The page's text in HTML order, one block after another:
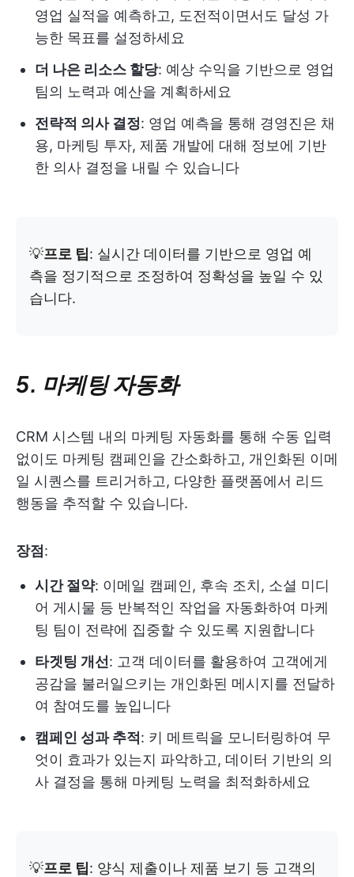
영업 실적을 예측하고, 도전적이면서도 달성 가
능한 목표를 설정하세요
더 나은 리소스 할당: 예상 수익을 기반으로 영업
팀의 노력과 예산을 계획하세요
전략적 의사 결정: 영업 예측을 통해 경영진은 채
용, 마케팅 투자, 제품 개발에 대해 정보에 기반
한 의사 결정을 내릴 수 있습니다
💡프로 팁: 실시간 데이터를 기반으로 영업 예
측을 정기적으로 조정하여 정확성을 높일 수 있
습니다.
5. 마케팅 자동화
CRM 시스템 내의 마케팅 자동화를 통해 수동 입력
없이도 마케팅 캠페인을 간소화하고, 개인화된 이메
일 시퀀스를 트리거하고, 다양한 플랫폼에서 리드
행동을 추적할 수 있습니다.
장점 :
시간 절약: 이메일 캠페인, 후속 조치, 소셜 미디
어 게시물 등 반복적인 작업을 자동화하여 마케
팅 팀이 전략에 집중할 수 있도록 지원합니다
타겟팅 개선 : 고객 데이터를 활용하여 고객에게
공감을 불러일으키는 개인화된 메시지를 전달하
여 참여도를 높입니다
캠페인 성과 추적 : 키 메트릭을 모니터링하여 무
엇이 효과가 있는지 파악하고, 데이터 기반의 의
사 결정을 통해 마케팅 노력을 최적화하세요
💡프로 팁: 양식 제출이나 제품 보기 등 고객의